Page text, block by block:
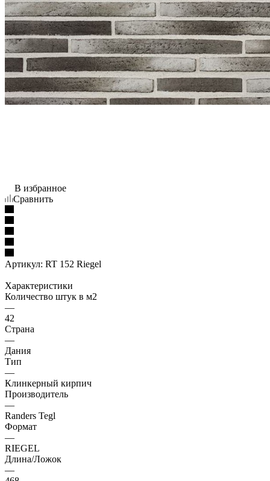
В избранное
Сравнить
Артикул: RT 152 Riegel
Характеристики
Количество штук в м2
—
42
Страна
—
Дания
Тип
—
Клинкерный кирпич
Производитель
—
Randers Tegl
Формат
—
RIEGEL
Длина/Ложок
—